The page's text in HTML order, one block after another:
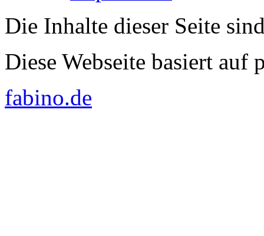
Die Inhalte dieser Seite
Diese Webseite basiert auf
fabino.de